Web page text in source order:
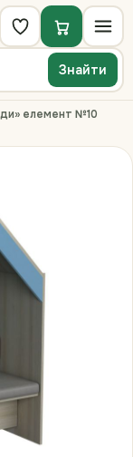
Знайти
елемент №10